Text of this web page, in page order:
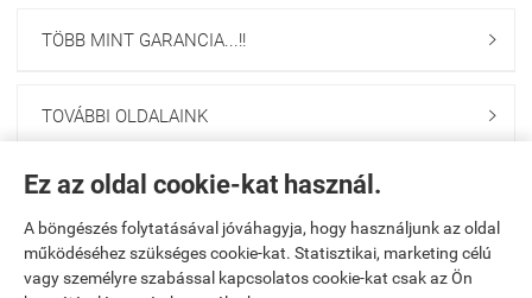
Ez az oldal cookie-kat használ.
A böngészés folytatásával jóváhagyja, hogy használjunk az oldal
működéséhez szükséges cookie-kat. Statisztikai, marketing célú
vagy személyre szabással kapcsolatos cookie-kat csak az Ön
TÖBB MINT GARANCIA...!! 
TOVÁBBI OLDALAINK 
Navigáció
Saját fiók